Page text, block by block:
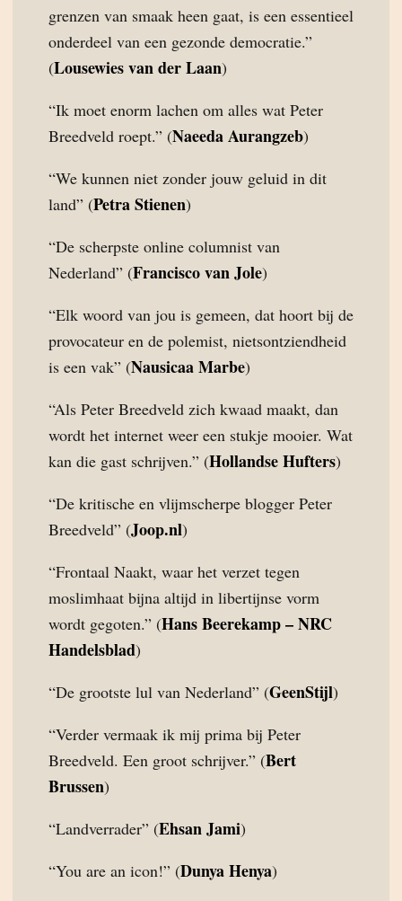
grenzen van smaak heen gaat, is een essentieel
onderdeel van een gezonde democratie.”
(Lousewies van der Laan)
“Ik moet enorm lachen om alles wat Peter
Breedveld roept.” (Naeeda Aurangzeb)
“We kunnen niet zonder jouw geluid in dit
land” (Petra Stienen)
“De scherpste online columnist van
Nederland” (Francisco van Jole)
“Elk woord van jou is gemeen, dat hoort bij de
provocateur en de polemist, nietsontziendheid
is een vak” (Nausicaa Marbe)
“Als Peter Breedveld zich kwaad maakt, dan
wordt het internet weer een stukje mooier. Wat
kan die gast schrijven.” (Hollandse Hufters)
“De kritische en vlijmscherpe blogger Peter
Breedveld” (Joop.nl)
“Frontaal Naakt, waar het verzet tegen
moslimhaat bijna altijd in libertijnse vorm
wordt gegoten.” (Hans Beerekamp – NRC
Handelsblad)
“De grootste lul van Nederland” (GeenStijl)
“Verder vermaak ik mij prima bij Peter
Breedveld. Een groot schrijver.” (Bert
Brussen)
“Landverrader” (Ehsan Jami)
“You are an icon!” (Dunya Henya)